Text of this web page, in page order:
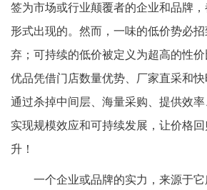
签为市场或行业颠覆者的企业和品牌，
形式出现的。然而，一味的低价势必
弃；可持续的低价被定义为超高的性
优品凭借门店数量优势、厂家直采和
通过杀掉中间层、海量采购、提供效率
实现规模效应和可持续发展，让价格
升！
一个企业或品牌的实力，来源于